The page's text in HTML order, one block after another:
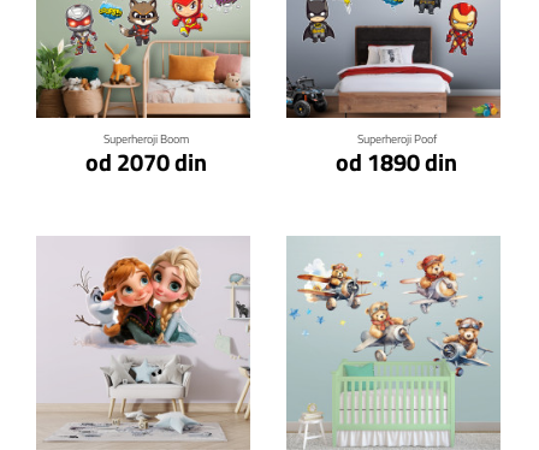
Superheroji Boom
od 2070 din
Klikni za detalje
Superheroji Poof
od 1890 din
Klikni za detalje
Klikni za detalje Klikni za detalje